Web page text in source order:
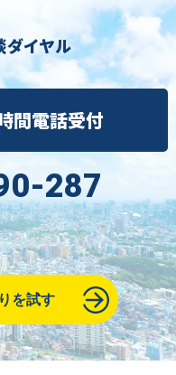
ダイヤル
間電話受付
287
を試す